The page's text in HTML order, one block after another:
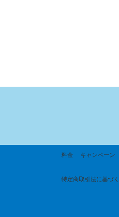
料金 キャンペーン
特定商取引法に基づく